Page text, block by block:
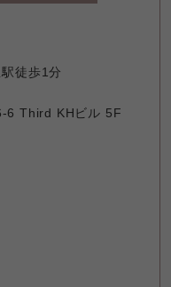
徒歩1分
6 Third KHビル 5F